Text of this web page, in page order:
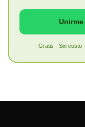
Gratis · Sin costo